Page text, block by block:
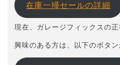
在庫一掃セールの詳細
現在、ガレージフィックスの正
興味のある方は、以下のボタン